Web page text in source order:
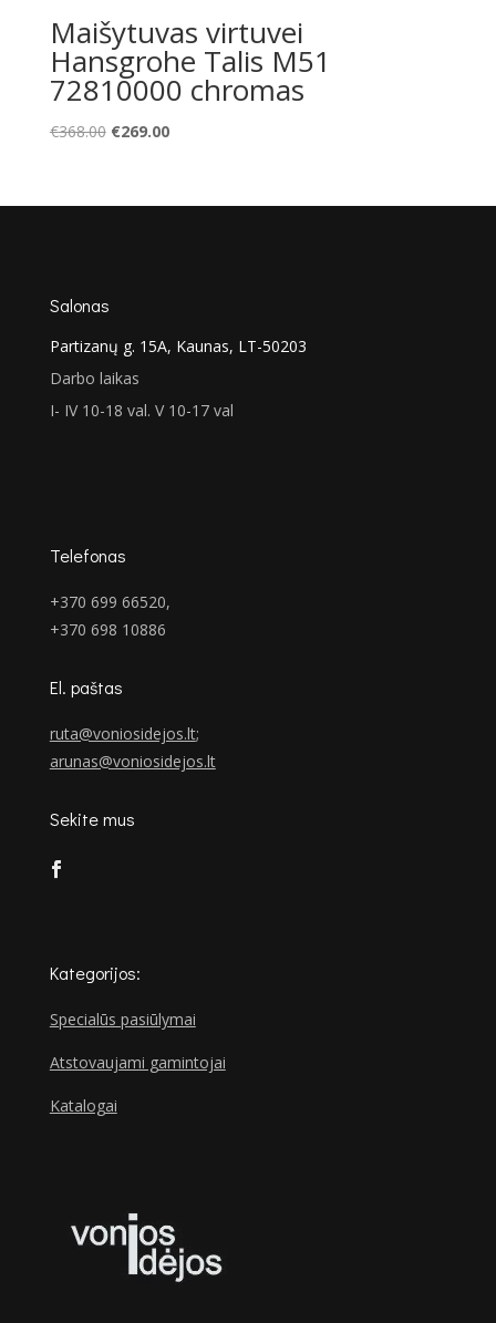
Maišytuvas virtuvei
Hansgrohe Talis M51
72810000 chromas
€368.00 Original
€368.00.
€269.00Current
€269.00.
Salonas
Partizanų g. 15A, Kaunas, LT-50203
Darbo laikas
I- IV 10-18 val. V 10-17 val
Telefonas
+370 699 66520,
+370 698 10886
El. paštas
ruta@voniosidejos.lt;
arunas@voniosidejos.lt
Sekite mus
Kategorijos:
Specialūs pasiūlymai
Atstovaujami gamintojai
Katalogai